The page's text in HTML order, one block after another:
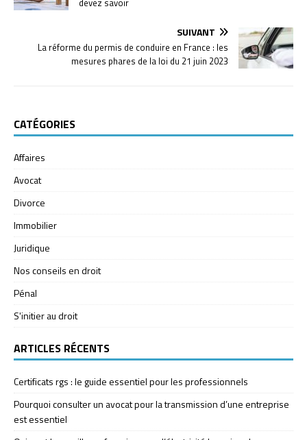
devez savoir
SUIVANT
La réforme du permis de conduire en France : les
mesures phares de la loi du 21 juin 2023
CATÉGORIES
Affaires
Avocat
Divorce
Immobilier
Juridique
Nos conseils en droit
Pénal
S'initier au droit
ARTICLES RÉCENTS
Certificats rgs : le guide essentiel pour les professionnels
Pourquoi consulter un avocat pour la transmission d’une entreprise
est essentiel